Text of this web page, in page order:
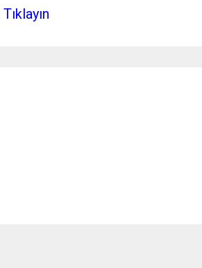
Tıklayın